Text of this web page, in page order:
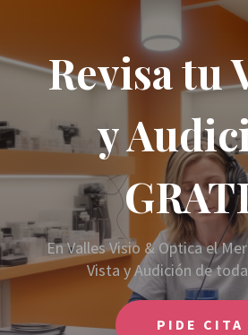
Revisa tu
y
En Valles Visio & Optica el
Vista y Audición de
PIDE CITA